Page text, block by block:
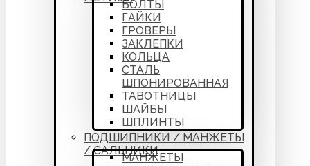
БОЛТЫ
ГАЙКИ
ГРОВЕРЫ
ЗАКЛЕПКИ
КОЛЬЦА
СТАЛЬ
ШПОНИРОВАННАЯ
ТАВОТНИЦЫ
ШАЙБЫ
ШПЛИНТЫ
ПОДШИПНИКИ / МАНЖЕТЫ
/ САЛЬНИКИ
МАНЖЕТЫ